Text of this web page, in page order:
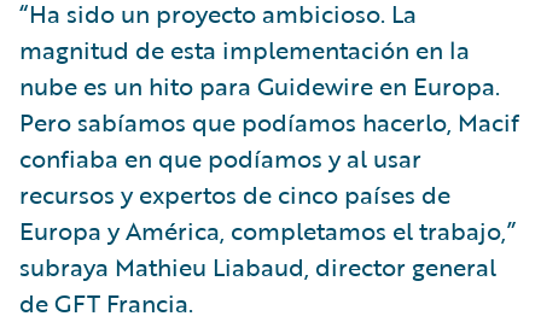
“Ha sido un proyecto ambicioso. La
magnitud de esta implementación en la
nube es un hito para Guidewire en Europa.
Pero sabíamos que podíamos hacerlo, Macif
confiaba en que podíamos y al usar
recursos y expertos de cinco países de
Europa y América, completamos el trabajo,”
subraya Mathieu Liabaud, director general
de GFT Francia.